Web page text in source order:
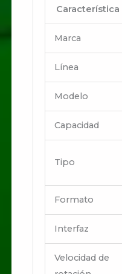
Característica
Marca
Línea
Modelo
Capacidad
Tipo
Formato
Interfaz
Velocidad de